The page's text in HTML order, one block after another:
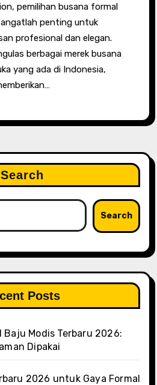
penting untuk
profesional dan elegan.
berbagai merek busana
yang ada di Indonesia,
Search
Search
Posts
Baju Modis Terbaru 2026:
Dipakai
2026 untuk Gaya Formal